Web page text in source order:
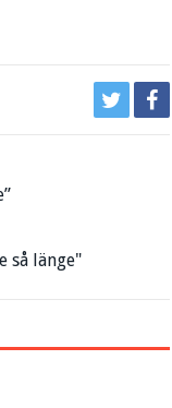
så länge"